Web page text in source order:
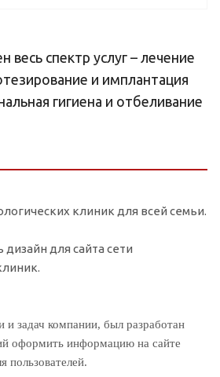
весь спектр услуг – лечение
и имплантация
гигиена и отбеливание
клиник для всей семьи.
дизайн для сайта сети
и задач компании, был разработан
оформить информацию на сайте
пользователей.